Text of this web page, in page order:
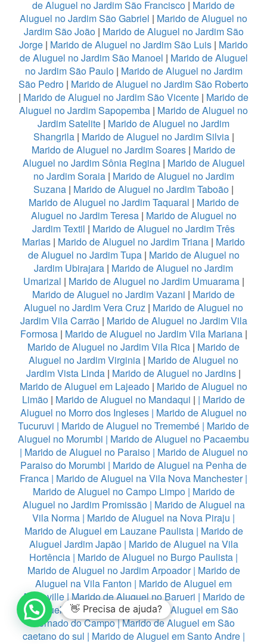
de Aluguel no Jardim São Francisco | Marido de
Aluguel no Jardim São Gabriel | Marido de Aluguel no
Jardim São João| Marido de Aluguel no Jardim São
Jorge | Marido de Aluguel no Jardim São Luis | Marido
de Aluguel no Jardim São Manoel | Marido de Aluguel
no Jardim São Paulo| Marido de Aluguel no Jardim
São Pedro | Marido de Aluguel no Jardim São Roberto
| Marido de Aluguel no Jardim São Vicente | Marido de
Aluguel no Jardim Sapopemba | Marido de Aluguel no
Jardim Satelite | Marido de Aluguel no Jardim
Shangrila| Marido de Aluguel no Jardim Silvia|
Marido de Aluguel no Jardim Soares | Marido de
Aluguel no Jardim Sônia Regina| Marido de Aluguel
no Jardim Soraia| Marido de Aluguel no Jardim
Suzana | Marido de Aluguel no Jardim Taboão |
Marido de Aluguel no Jardim Taquaral | Marido de
Aluguel no Jardim Teresa| Marido de Aluguel no
Jardim Textil | Marido de Aluguel no Jardim Três
Marias | Marido de Aluguel no Jardim Triana | Marido
de Aluguel no Jardim Tupa| Marido de Aluguel no
Jardim Ubirajara | Marido de Aluguel no Jardim
Umarizal | Marido de Aluguel no Jardim Umuarama|
Marido de Aluguel no Jardim Vazani | Marido de
Aluguel no Jardim Vera Cruz | Marido de Aluguel no
Jardim Vila Carrão| Marido de Aluguel no Jardim Vila
Formosa| Marido de Aluguel no Jardim Vila Mariana|
Marido de Aluguel no Jardim Vila Rica | Marido de
Aluguel no Jardim Virginia | Marido de Aluguel no
Jardim Vista Linda | Marido de Aluguel no Jardins |
Marido de Aluguel em Lajeado | Marido de Aluguel no
Limão | Marido de Aluguel no Mandaqui | | Marido de
Aluguel no Morro dos Ingleses | Marido de Aluguel no
Tucuruvi | Marido de Aluguel no Tremembé | Marido de
Aluguel no Morumbi | Marido de Aluguel no Pacaembu
| Marido de Aluguel no Paraiso| Marido de Aluguel no
Paraiso do Morumbi | Marido de Aluguel na Penha de
Franca | Marido de Aluguel na Vila Nova Manchester|
Marido de Aluguel no Campo Limpo| Marido de
Aluguel no Jardim Promissão| Marido de Aluguel na
Vila Norma | Marido de Aluguel na Nova Piraju |
Marido de Aluguel em Lauzane Paulista| Marido de
Aluguel Jardim Japão| Marido de Aluguel na Vila
Hortência | Marido de Aluguel no Burgo Paulista |
Marido de Aluguel no Jardim Arpoador| Marido de
Aluguel na Vila Fanton | Marido de Aluguel em
Alphaville|Marido de Aluguel no Barueri | Marido de
Aluguel em Diadema |Marido de Aluguel em São
Bernado do Campo|Marido de Aluguel em São
caetano do sul | Marido de Aluguel em Santo Andre|
👋 Precisa de ajuda?